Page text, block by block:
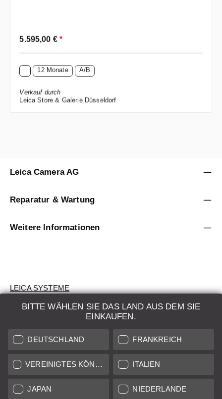
Regulärer Preis:
5.595,00 €*
12 Monate A/B
Verkauf durch
Leica Store & Galerie Düsseldorf
BITTE WÄHLEN SIE DAS LAND AUS DEM SIE
EINKAUFEN.
DEUTSCHLAND FRANKREICH
VEREINIGTES KÖNIGREICH ITALIEN
JAPAN NIEDERLANDE
Leica Camera AG
Reparatur & Wartung
Weitere Informationen
LEICA SYSTEME
BEWERTUNG
AUKTION
BRAND NEW